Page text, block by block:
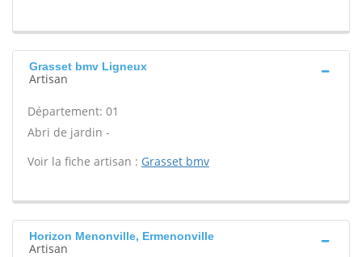
Grasset bmv Ligneux
Artisan
Département: 01
Abri de jardin -
Voir la fiche artisan : Grasset bmv
Horizon Menonville, Ermenonville
Artisan